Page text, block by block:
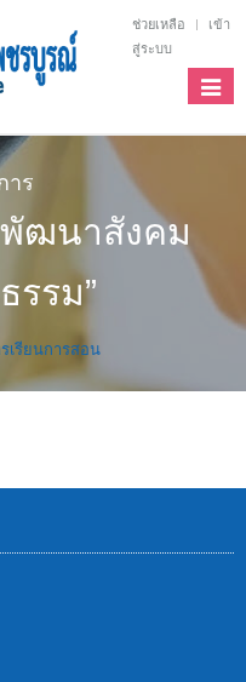
ช่วยเหลือ
เข้า
สู่ระบบ
าร
พัฒนาสังคม
รม”
เรียนการสอน